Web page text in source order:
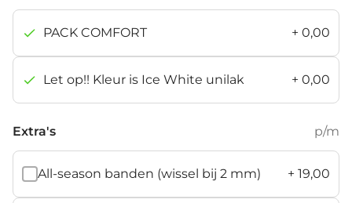
metallic
PACK COMFORT + 0,00
Let op!! Kleur is Ice White unilak + 0,00
Extra's p/m
All-season banden (wissel bij 2 mm) + 19,00